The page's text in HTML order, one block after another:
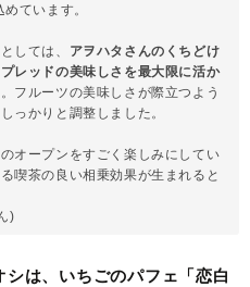
ています。
しては、 アヲハタさんのくちどけ
レッドの美味しさを最大限に活か
フルーツの美味しさが際立つよう
っかりと調整しました。
オープンをすごく楽しみにしてい
喫茶の良い相乗効果が生まれると
)
は、いちごのパフェ「恋白